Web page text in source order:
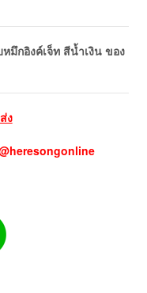
มึกอิงค์เจ็ท สีน้ำเงิน ของ
ง